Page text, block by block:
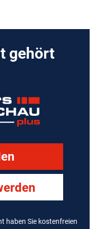
gehört
haben Sie kostenfreien